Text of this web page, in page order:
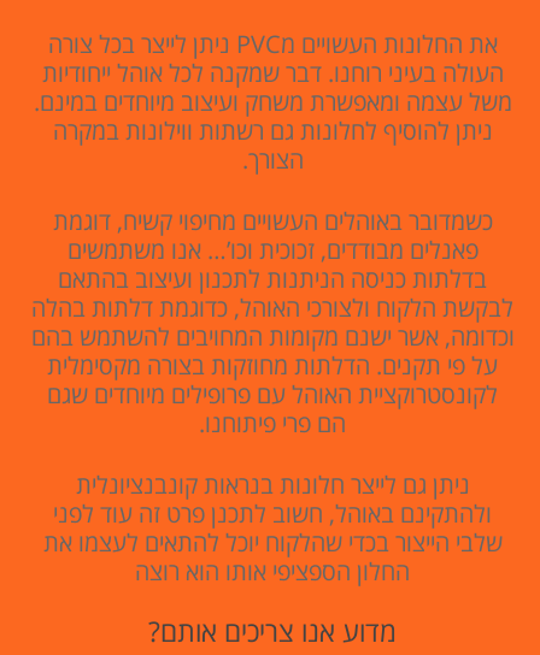
את החלונות העשויים מPVC ניתן לייצר בכל צורה
העולה בעיני רוחנו. דבר שמקנה לכל אוהל ייחודיות
משל עצמה ומאפשרת משחק ועיצוב מיוחדים במינם.
ניתן להוסיף לחלונות גם רשתות ווילונות במקרה
הצורך.
כשמדובר באוהלים העשויים מחיפוי קשיח, דוגמת
פאנלים מבודדים, זכוכית וכו’… אנו משתמשים
בדלתות כניסה הניתנות לתכנון ועיצוב בהתאם
לבקשת הלקוח ולצורכי האוהל, כדוגמת דלתות בהלה
וכדומה, אשר ישנם מקומות המחויבים להשתמש בהם
על פי תקנים. הדלתות מחוזקות בצורה מקסימלית
לקונסטרוקציית האוהל עם פרופילים מיוחדים שגם
הם פרי פיתוחנו.
ניתן גם לייצר חלונות בנראות קונבנציונלית
ולהתקינם באוהל, חשוב לתכנן פרט זה עוד לפני
שלבי הייצור בכדי שהלקוח יוכל להתאים לעצמו את
החלון הספציפי אותו הוא רוצה
מדוע אנו צריכים אותם?